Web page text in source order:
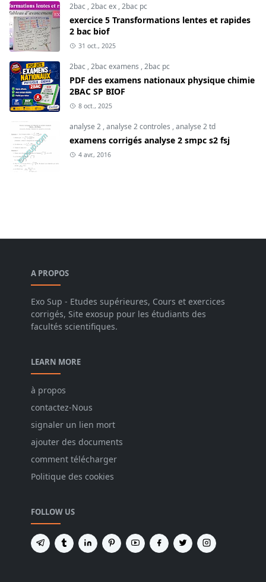
2bac ,2bac ex ,2bac pc
exercice 5 Transformations lentes et rapides
2 bac biof
31 oct., 2025
2bac ,2bac examens ,2bac pc
PDF des examens nationaux physique chimie
2BAC SP BIOF
8 oct., 2025
analyse 2 ,analyse 2 controles ,analyse 2 td
examens corrigés analyse 2 smpc s2 fsj
4 avr., 2016
A PROPOS
Exo Sup - Etudes supérieures, Cours et exercices
corrigés, Site exosup pour les étudiants des
facultés scientifiques.
LEARN MORE
à propos
contactez-Nous
signaler un lien mort
ajouter des documents
comment télécharger
Politique des cookies
FOLLOW US